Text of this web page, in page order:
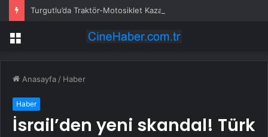
Turgutlu’da Traktör-Motosiklet Kazası
Menü
Anasayfa / Haber
Haber
İsrail’den yeni skandal! Türk